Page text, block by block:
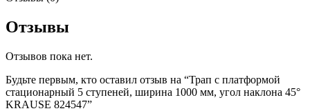
Отзывы
Отзывов пока нет.
Будьте первым, кто оставил отзыв на “Трап с платформой
стационарный 5 ступеней, ширина 1000 мм, угол наклона 45°
KRAUSE 824547”